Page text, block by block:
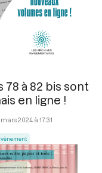
78 à 82 bis sont
en ligne !
mars 2024 à 17:31